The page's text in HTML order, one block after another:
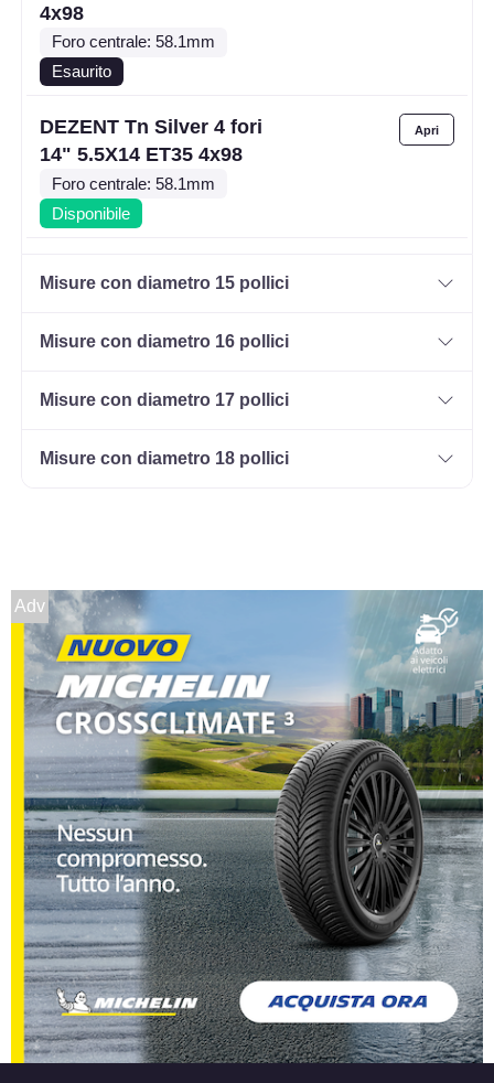
4x98
Foro centrale: 58.1mm
Esaurito
DEZENT Tn Silver 4 fori
14" 5.5X14 ET35 4x98
Foro centrale: 58.1mm
Disponibile
14" 5.5X14 ET35 4x100
DEZENT Tn Silver 4 fori
Foro centrale: 60.1mm
Foro centrale: 54.1mm
Disponibile
DEZENT Tn Silver 4 fori
14" 5.5X14 ET45 4x100
Foro centrale: 54.1mm
Disponibile
DEZENT Tn Black Mirror
4 fori 14" 5.5X14 ET35
4x100
Foro centrale: 60.1mm
Disponibile
DEZENT Tn Black Mirror
4 fori 14" 5.5X14 ET40
4x100
Misure con diametro 15 pollici
Misure con diametro 16 pollici
Misure con diametro 17 pollici
Misure con diametro 18 pollici
Adv